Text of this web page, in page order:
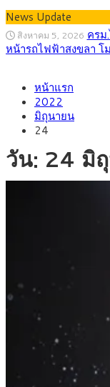
News Update
สิงหาคม 5, 2026 ครม
หน้ารถไฟฟ้าสงขลา โ
รายหัวเพียง 2,618
งานจริง
สิงหาคม 3, 2026
33.00-33.60 ติดตาม
สิงหาคม 1, 2026 “เอ
เดินหน้า 5 ยุทธศาสต
ติดลายการ์ตูน กรมศุล
2569) ซื้อขายในกร
หน้าแรก
2022
มิถุนายน
24
วัน: 24 มิ